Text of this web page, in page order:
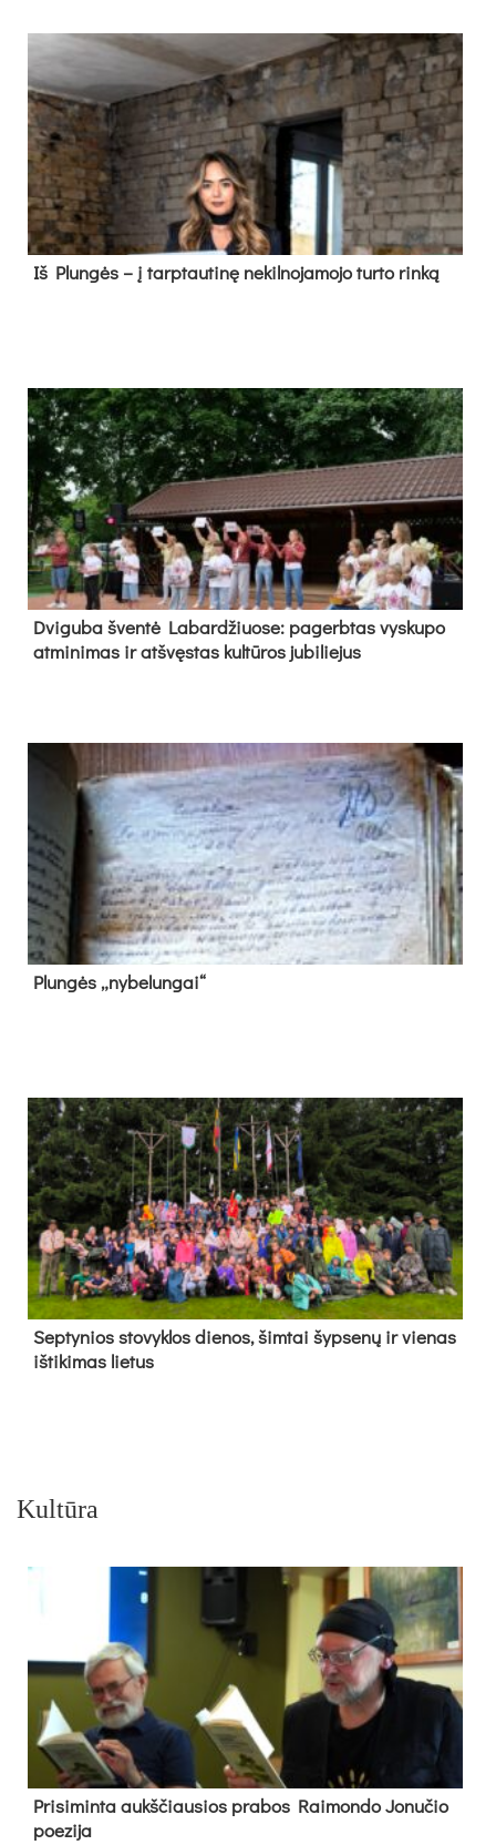
Iš Plungės – į tarptautinę nekilnojamojo turto rinką
Dvi­gu­ba šven­tė La­bar­džiuo­se: pa­gerb­tas vys­ku­po
at­mi­ni­mas ir at­švęs­tas kul­tū­ros ju­bi­lie­jus
Plun­gės „ny­be­lun­gai“
Sep­ty­nios sto­vyk­los die­nos, šim­tai šyp­se­nų ir vie­nas
iš­ti­ki­mas lie­tus
Kultūra
Pri­si­min­ta aukš­čiau­sios pra­bos Rai­mon­do Jo­nu­čio
poe­zi­ja